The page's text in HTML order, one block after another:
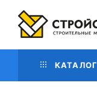
КАТАЛОГ